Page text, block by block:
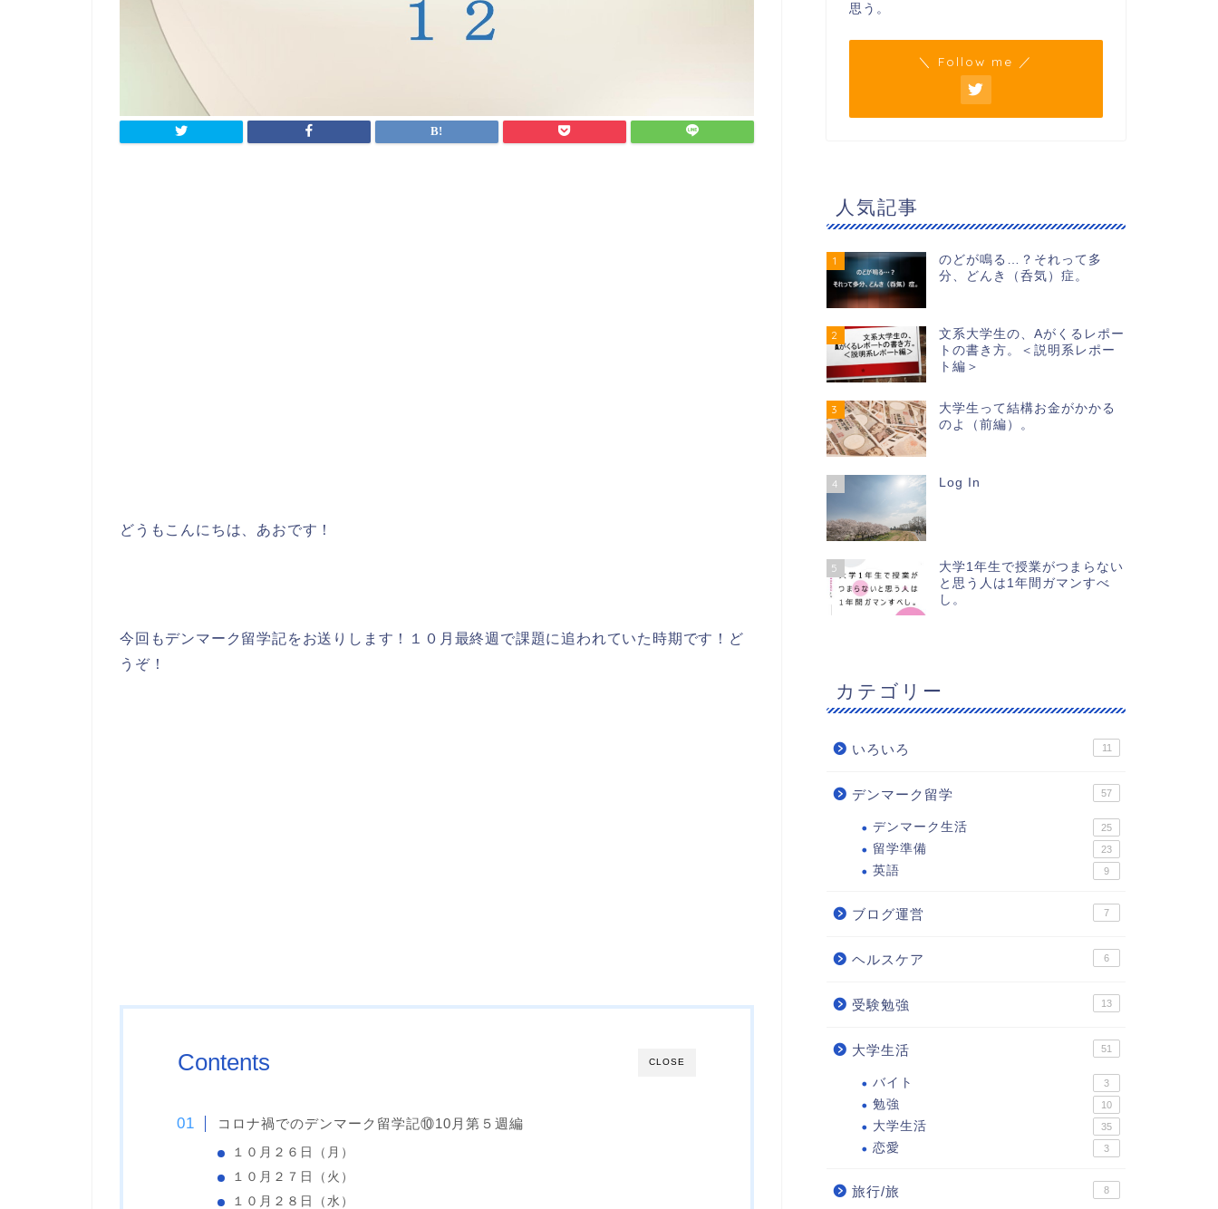
どうもこんにちは、あおです！
今回もデンマーク留学記をお送りします！１０月最終週で課題に追われていた時期です！ど
うぞ！
CLOSE
Contents
コロナ禍でのデンマーク留学記⑩10月第５週編
１０月２６日（月）
１０月２７日（火）
１０月２８日（水）
思う。
＼ Follow me ／
人気記事
1
のどが鳴る…？それって多
分、どんき（呑気）症。
2
文系大学生の、Aがくるレポー
トの書き方。＜説明系レポー
ト編＞
3
大学生って結構お金がかかる
のよ（前編）。
4 Log In
5
大学1年生で授業がつまらない
と思う人は1年間ガマンすべ
し。
カテゴリー
いろいろ 11
デンマーク留学 57
デンマーク生活 25
留学準備 23
英語 9
ブログ運営 7
ヘルスケア 6
受験勉強 13
大学生活 51
バイト 3
勉強 10
大学生活 35
恋愛 3
旅行/旅 8